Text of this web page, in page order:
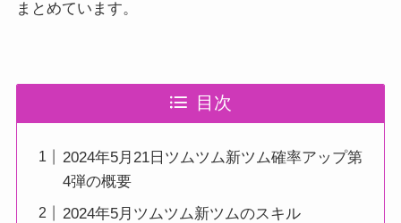
まとめています。
目次
2024年5月21日ツムツム新ツム確率アップ第
4弾の概要
2024年5月ツムツム新ツムのスキル